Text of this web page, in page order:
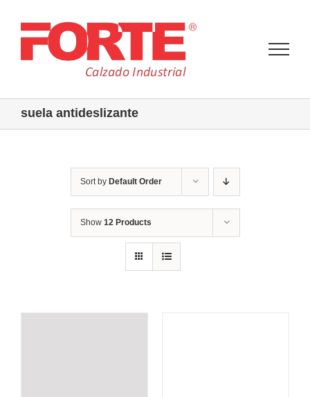
content
suela antideslizante
Sort by Default Order
Show 12 Products